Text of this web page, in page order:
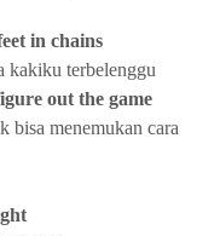
in chains
kakiku terbelenggu
out the game
bisa menemukan cara